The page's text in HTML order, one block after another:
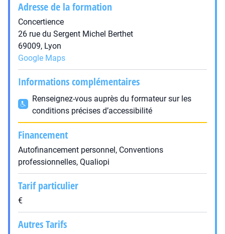
Adresse de la formation
Concertience
26 rue du Sergent Michel Berthet
69009, Lyon
Google Maps
Informations complémentaires
Renseignez-vous auprès du formateur sur les
conditions précises d’accessibilité
Financement
Autofinancement personnel, Conventions
professionnelles, Qualiopi
Tarif particulier
€
Autres Tarifs